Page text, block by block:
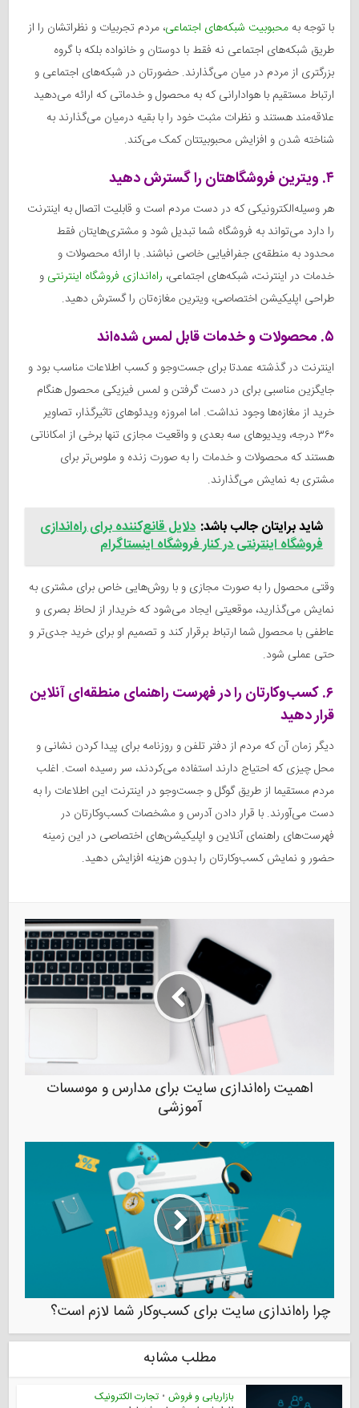
با توجه بهمحبوبیت شبکه‌های اجتماعی، مردم تجربیات و نظراتشان را از
طریق شبکه‌های اجتماعی نه فقط با دوستان و خانواده بلکه با گروه
بزرگتری از مردم در میان می‌گذارند. حضورتان در شبکه‌های اجتماعی و
ارتباط مستقیم با هوادارانی که به محصول و خدماتی که ارائه می‌دهید
علاقه‌مند هستند و نظرات مثبت خود را با بقیه درمیان می‌گذارند به
شناخته شدن و افزایش محبوبیتتان کمک می‌کند.
۴. ویترین فروشگاهتان را گسترش دهید
هر وسیله‌الکترونیکی که در دست مردم است و قابلیت اتصال به اینترنت
را دارد می‌تواند به فروشگاه شما تبدیل شود و مشتری‌هایتان فقط
محدود به منطقه‌ی جفرافیایی خاصی نباشند. با ارائه محصولات و
خدمات در اینترنت، شبکه‌های اجتماعی، راه‌اندازی فروشگاه اینترنتی و
طراحی اپلیکیشن اختصاصی، ویترین مغازه‌تان را گسترش دهید.
۵. محصولات و خدمات قابل لمس شده‌اند
اینترنت در گذشته عمدتا برای جست‌وجو و کسب اطلاعات مناسب بود و
جایگزین مناسبی برای در دست گرفتن و لمس فیزیکی محصول هنگام
خرید از مغازه‌ها وجود نداشت. اما امروزه ویدئوهای تاثیرگذار، تصاویر
۳۶۰ درجه، ویدیوهای سه بعدی و واقعیت مجازی تنها برخی از امکاناتی
هستند که محصولات و خدمات را به صورت زنده و ملوس‌تر برای
مشتری به نمایش می‌گذارند.
شاید برایتان جالب باشد: دلایل قانع‌کننده برای راه‌اندازی
فروشگاه اینترنتی در کنار فروشگاه اینستاگرام
وقتی محصول را به صورت مجازی و با روشهایی خاص برای مشتری به
نمایش می‌گذارید، موقعیتی ایجاد می‌شود که خریدار از لحاظ بصری و
عاطفی با محصول شما ارتباط برقرار کند و تصمیم او برای خرید جدی‌تر و
حتی عملی شود.
۶. کسب‌وکارتان را در فهرست راهنمای منطقه‌ای آنلاین
قرار دهید
دیگر زمان آن که مردم از دفتر تلفن و روزنامه برای پیدا کردن نشانی و
محل چیزی که احتیاج دارند استفاده می‌کردند، سر رسیده است. اغلب
مردم مستقیما از طریق گوگل و جست‌وجو در اینترنت این اطلاعات را به
دست می‌آورند. با قرار دادن آدرس و مشخصات کسب‌وکارتان در
فهرست‌های راهنمای آنلاین و اپلیکیشن‌های اختصاصی در این زمینه
حضور و نمایش کسب‌وکارتان را بدون هزینه افزایش دهید.
اهمیت راه‌اندازی سایت برای مدارس و موسسات
آموزشی
چرا راه‌اندازی سایت برای کسب‌و‌کار شما لازم است؟
مطلب مشابه
بازاریابی و فروش • تجارت الکترونیک